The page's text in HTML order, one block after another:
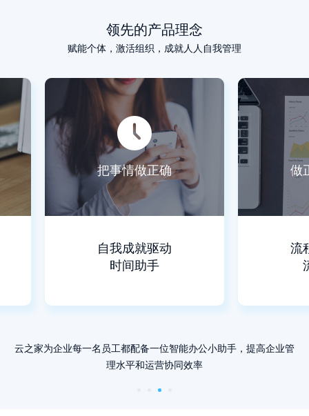
领先的产品理念
赋能个体，激活组织，成就人人自我管理
把事情做正确
自我成就驱动
时间助手
做
流
云之家为企业每一名员工都配备一位智能办公小助手，提高企业管
理水平和运营协同效率